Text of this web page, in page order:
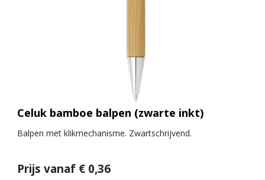
Celuk bamboe balpen (zwarte inkt)
Balpen met klikmechanisme. Zwartschrijvend.
Prijs vanaf € 0,36